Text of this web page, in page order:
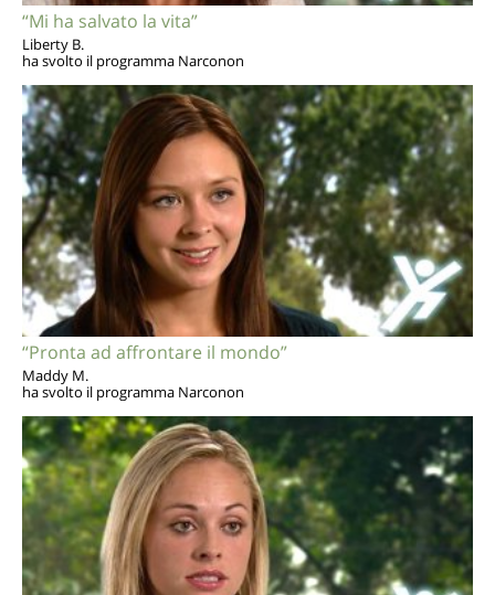
“Mi ha salvato la vita”
Liberty B.
ha svolto il programma Narconon
“Pronta ad affrontare il mondo”
Maddy M.
ha svolto il programma Narconon